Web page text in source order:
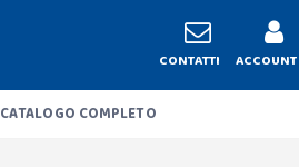
CONTATTI ACCOUNT
CATALOGO COMPLETO